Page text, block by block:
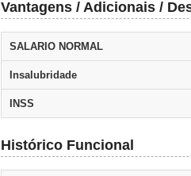
Vantagens / Adicionais /
SALARIO NORMAL
Insalubridade
INSS
Histórico Funcional